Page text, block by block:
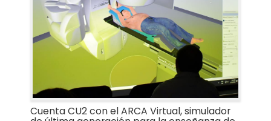
Cuenta CU2 con el ARCA Virtual, simulador